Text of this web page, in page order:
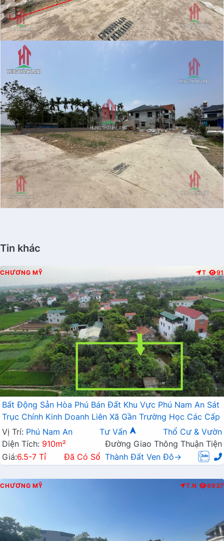
Tin khác
CHƯƠNG MỸ T 91
Bất Động Sản Hòa Phú Bán Đất Khu Vực Phú Nam An Sát
Trục Chính Kinh Doanh Liên Xã Gần Trường Học Các Cấp
Vị Trí: Phú Nam An Tư Vấn
Thổ Cư & Vườn
Diện Tích: 910m²
Đường Giao Thông Thuận Tiện
Giá:6.5-7 Tỉ Đã Có Sổ Thành Đất Ven Đô→
CHƯƠNG MỸ T.N 9937